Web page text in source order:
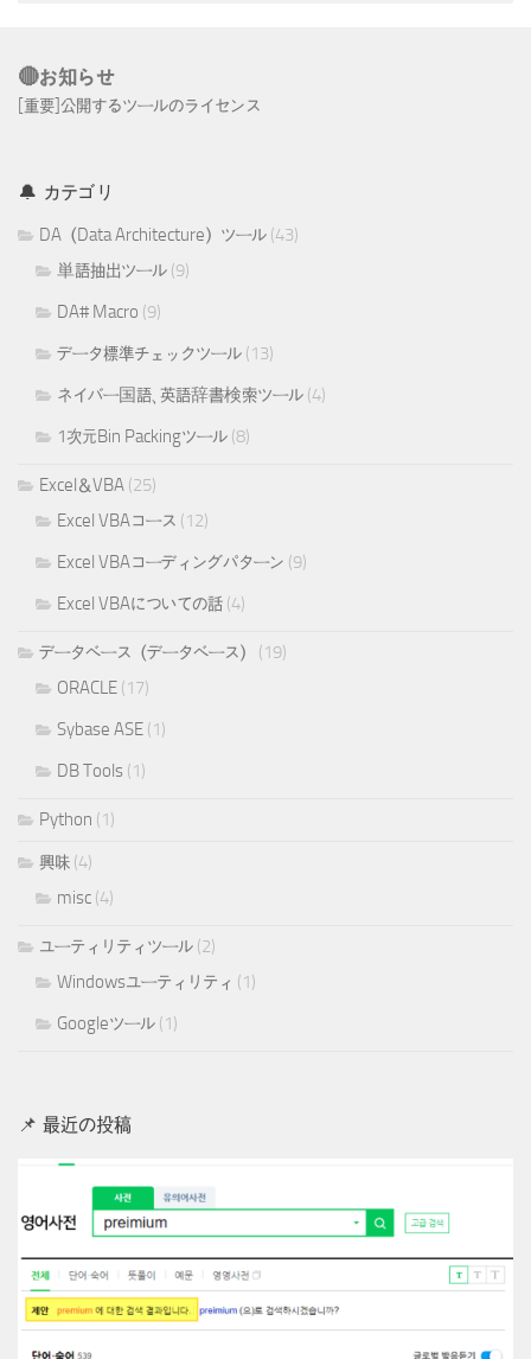
🔴お知らせ
[重要]公開するツールのライセンス
🔔 カテゴリ
DA（Data Architecture）ツール (43)
単語抽出ツール (9)
DA# Macro (9)
データ標準チェックツール (13)
ネイバー国語、英語辞書検索ツール (4)
1次元Bin Packingツール (8)
Excel＆VBA (25)
Excel VBAコース (12)
Excel VBAコーディングパターン (9)
Excel VBAについての話 (4)
データベース（データベース）
(19)
ORACLE (17)
Sybase ASE (1)
DB Tools (1)
Python (1)
興味 (4)
misc (4)
ユーティリティツール (2)
Windowsユーティリティ (1)
Googleツール (1)
📌 最近の投稿